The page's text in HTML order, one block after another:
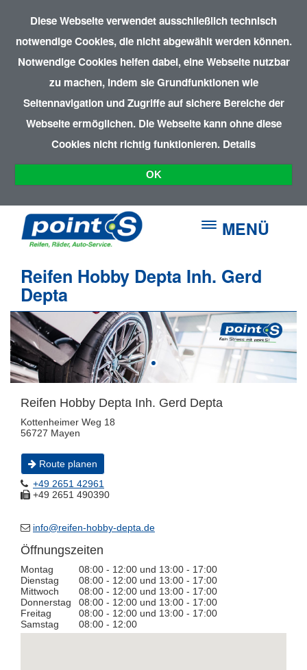
Diese Webseite verwendet ausschließlich technisch
notwendige Cookies, die nicht abgewählt werden können.
Notwendige Cookies helfen dabei, eine Webseite nutzbar
zu machen, indem sie Grundfunktionen wie
Seitennavigation und Zugriffe auf sichere Bereiche der
Webseite ermöglichen. Die Webseite kann ohne diese
Cookies nicht richtig funktionieren. Details
OK
MENÜ
Reifen Hobby Depta Inh. Gerd
Depta
Reifen Hobby Depta Inh. Gerd Depta
Kottenheimer Weg 18
56727 Mayen
Route planen
+49 2651 42961
+49 2651 490390
info@reifen-hobby-depta.de
Öffnungszeiten
Montag
08:00 - 12:00 und 13:00 - 17:00
Dienstag
08:00 - 12:00 und 13:00 - 17:00
Mittwoch
08:00 - 12:00 und 13:00 - 17:00
Donnerstag
08:00 - 12:00 und 13:00 - 17:00
Freitag
08:00 - 12:00 und 13:00 - 17:00
Samstag
08:00 - 12:00